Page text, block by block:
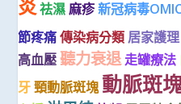
炎祛濕 麻疹新冠病毒
節疼痛 傳染病分類 居家護理
高血壓 聽力衰退 走罐療法
牙 頸動脈斑塊 動脈斑